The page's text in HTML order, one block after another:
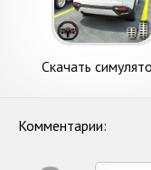
Скачать
Комментарии: